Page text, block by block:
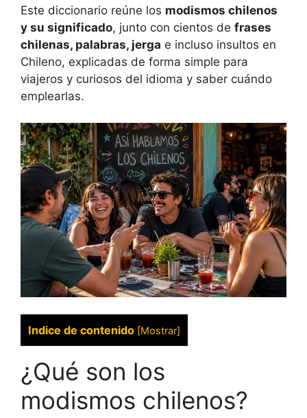
Este diccionario reúne los modismos chilenos
y su significado, junto con cientos de frases
chilenas, palabras, jerga e incluso insultos en
Chileno, explicadas de forma simple para
viajeros y curiosos del idioma y saber cuándo
emplearlas.
Indice de contenido [Mostrar]
¿Qué son los
modismos chilenos?